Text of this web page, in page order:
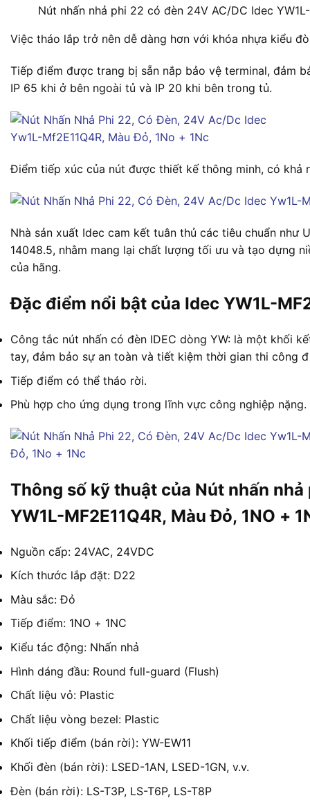
Nút nhấn nhả phi 22 có đèn 24V AC/DC Idec
Việc tháo lắp trở nên dễ dàng hơn với khóa nhựa kiểu
Tiếp điểm được trang bị sẵn nắp bảo vệ terminal, đảm
IP 65 khi ở bên ngoài tủ và IP 20 khi bên trong tủ.
Điểm tiếp xúc của nút được thiết kế thông minh, có khả
Nhà sản xuất Idec cam kết tuân thủ các tiêu chuẩn như
14048.5, nhằm mang lại chất lượng tối ưu và tạo dựng
của hãng.
Đặc điểm nổi bật của Idec YW1L-
Công tắc nút nhấn có đèn IDEC dòng YW: là một khối
tay, đảm bảo sự an toàn và tiết kiệm thời gian thi công
Tiếp điểm có thể tháo rời.
Phù hợp cho ứng dụng trong lĩnh vực công nghiệp nặng.
Thông số kỹ thuật của Nút nhấn
YW1L-MF2E11Q4R, Màu Đỏ, 1NO +
Nguồn cấp: 24VAC, 24VDC
Kích thước lắp đặt: D22
Màu sắc: Đỏ
Tiếp điểm: 1NO + 1NC
Kiểu tác động: Nhấn nhả
Hình dáng đầu: Round full-guard (Flush)
Chất liệu vỏ: Plastic
Chất liệu vòng bezel: Plastic
Khối tiếp điểm (bán rời): YW-EW11
Khối đèn (bán rời): LSED-1AN, LSED-1GN, v.v.
Đèn (bán rời): LS-T3P, LS-T6P, LS-T8P